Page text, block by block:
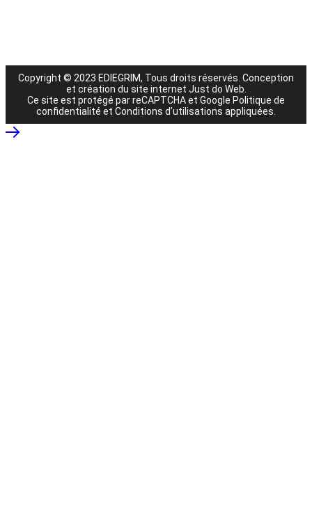
Copyright © 2023 EDIEGRIM, Tous droits réservés. Conception
et création du site internet Just do Web
Ce site est protégé par reCAPTCHA et Google Politique de
confidentialité et Conditions d’utilisations appliquées.